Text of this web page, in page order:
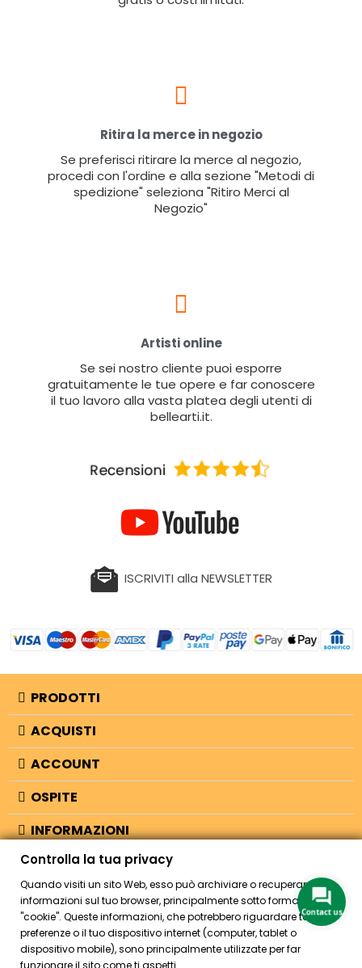
Ritira la merce in negozio
Se preferisci ritirare la merce al negozio,
procedi con l'ordine e alla sezione "Metodi di
spedizione" seleziona "Ritiro Merci al
Negozio"
Artisti online
Se sei nostro cliente puoi esporre
gratuitamente le tue opere e far conoscere
il tuo lavoro alla vasta platea degli utenti di
bellearti.it.
ISCRIVITI alla NEWSLETTER
PRODOTTI
ACQUISTI
ACCOUNT
OSPITE
INFORMAZIONI
NEGOZIO
© 2026 - Bellearti.it -credits
Controlla la tua privacy
Quando visiti un sito Web, esso può archiviare o recuperare
informazioni sul tuo browser, principalmente sotto forma di
"cookie". Queste informazioni, che potrebbero riguardare te, le tue
preferenze o il tuo dispositivo internet (computer, tablet o
dispositivo mobile), sono principalmente utilizzate per far
funzionare il sito come ti aspetti.
Contact us